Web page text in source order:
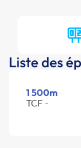
Liste des
1 500m
TCF -